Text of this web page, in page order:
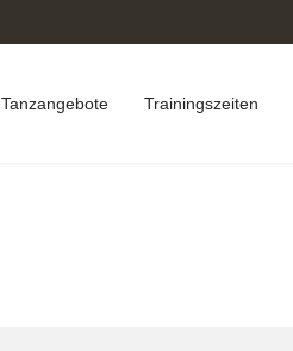
Tanzangebote Trainingszeiten